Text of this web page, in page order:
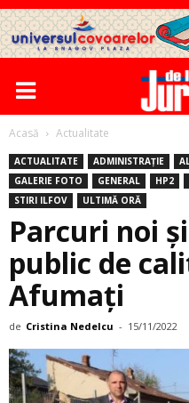
Acasă Actualitate
ACTUALITATE ADMINISTRAȚIE
GALERIE FOTO
GENERAL HP2
STIRI ILFOV
ULTIMĂ ORĂ
Parcuri noi
public de
Afumaţi
de Cristina Nedelcu - 15/11/2022